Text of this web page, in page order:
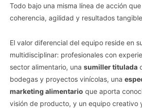
Todo bajo una misma línea de acción
coherencia, agilidad y resultados
El valor diferencial del equipo reside en
multidisciplinar: profesionales con
sector alimentario, una sumiller titulada
bodegas y proyectos vinícolas, una
marketing alimentario que aporta
visión de producto, y un equipo creativo